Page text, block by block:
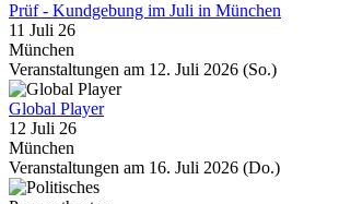
Prüf - Kundgebung im Juli in München
11 Juli 26
München
Veranstaltungen am 12. Juli 2026 (So.)
Global Player
12 Juli 26
München
Veranstaltungen am 16. Juli 2026 (Do.)